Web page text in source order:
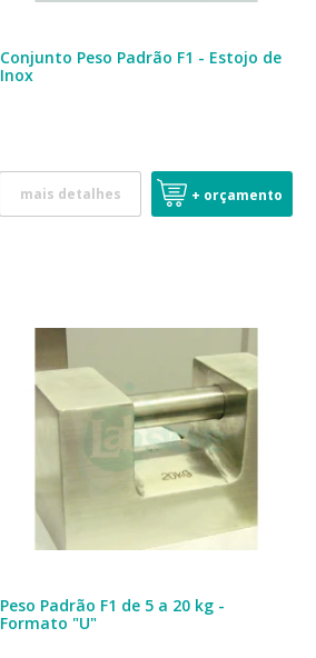
Conjunto Peso Padrão F1 - Estojo de
Inox
mais detalhes + orçamento
Peso Padrão F1 de 5 a 20 kg -
Formato "U"